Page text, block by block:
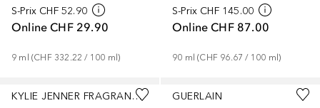
S-Prix CHF 52.90
Online CHF 29.90
9 ml (CHF 332.22 / 100 ml)
S-Prix CHF 145.00
Online CHF 87.00
90 ml (CHF 96.67 / 100 ml)
KYLIE JENNER FRAGRANCES
GUERLAIN